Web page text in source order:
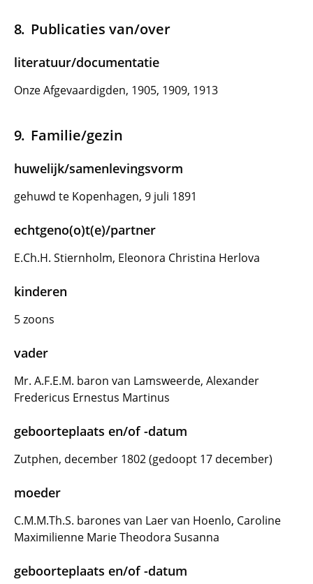
Publicaties van/over
literatuur/documentatie
Onze Afgevaardigden, 1905, 1909, 1913
Familie/gezin
huwelijk/samenlevingsvorm
gehuwd te Kopenhagen, 9 juli 1891
echtgeno(o)t(e)/partner
E.Ch.H. Stiernholm, Eleonora Christina Herlova
kinderen
5 zoons
vader
Mr. A.F.E.M. baron van Lamsweerde, Alexander
Fredericus Ernestus Martinus
geboorteplaats en/of -datum
Zutphen, december 1802 (gedoopt 17 december)
moeder
C.M.M.Th.S. barones van Laer van Hoenlo, Caroline
Maximilienne Marie Theodora Susanna
geboorteplaats en/of -datum